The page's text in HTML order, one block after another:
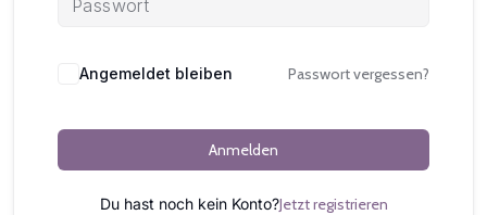
Alternative:
Angemeldet bleiben Passwort vergessen?
Anmelden
Du hast noch kein Konto?Jetzt registrieren